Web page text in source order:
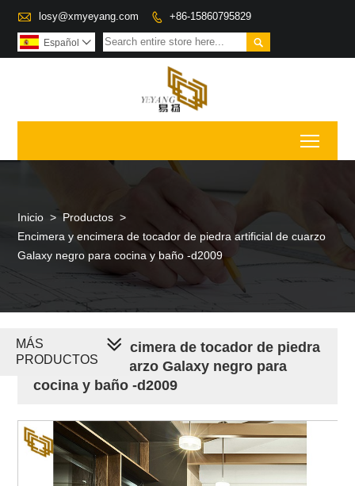
 losy@xmyeyang.com  +86-15860795829

Español 
Inicio > Productos >
Encimera y encimera de tocador de piedra artificial de cuarzo
Galaxy negro para cocina y baño -d2009
Encimera y encimera de tocador de piedra
artificial de cuarzo Galaxy negro para
cocina y baño -d2009
MÁS
PRODUCTOS